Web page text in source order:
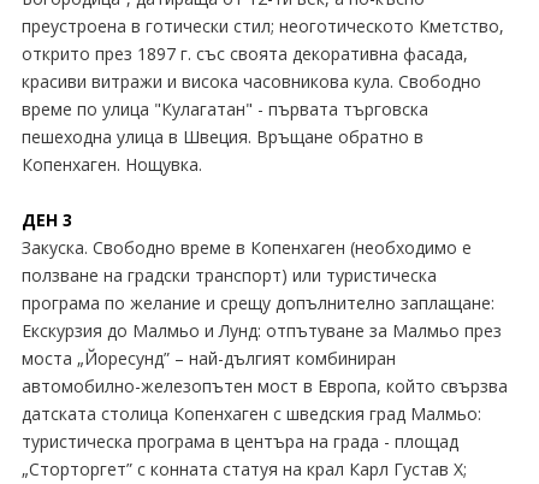
преустроена в готически стил; неоготическото Кметство,
открито през 1897 г. със своята декоративна фасада,
красиви витражи и висока часовникова кула. Свободно
време по улица "Кулагатан" - първата търговска
пешеходна улица в Швеция. Връщане обратно в
Копенхаген. Нощувка.
ДЕН 3
Закуска. Свободно време в Копенхаген (необходимо е
ползване на градски транспорт) или туристическа
програма по желание и срещу допълнително заплащане:
Екскурзия до Малмьо и Лунд: отпътуване за Малмьо през
моста „Йоресунд” – най-дългият комбиниран
автомобилно-железопътен мост в Европа, който свързва
датската столица Копенхаген с шведския град Малмьо:
туристическа програма в центъра на града - площад
„Сторторгет” с конната статуя на крал Карл Густав X;